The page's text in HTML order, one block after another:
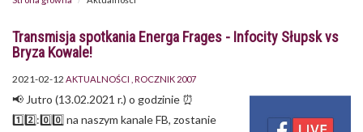
Transmisja spotkania Energa Frages - Infocity Słupsk vs
Bryza Kowale!
2021-02-12 AKTUALNOŚCI ROCZNIK 2007
📢 Jutro (13.02.2021 r.) o godzinie ⏰
1️⃣2️⃣:0️⃣0️⃣ na naszym kanale FB, zostanie